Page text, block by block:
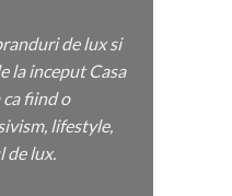
de lux si
la inceput Casa
fiind o
lifestyle,
de lux.